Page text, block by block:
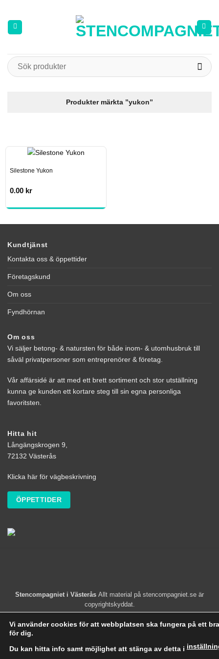
content
Sök
efter:
Produkter märkta ”yukon”
Silestone Yukon
0.00 kr
Kundtjänst
Kontakta oss & öppettider
Företagskund
Om oss
Fyndhörnan
Om oss
Vi säljer betong- & natursten för både inom- & utomhusbruk till
såväl privatpersoner som entreprenörer & företag.
Vår affärsidé är att med ett brett sortiment och stor utställning
kunna ge kunden ett kortare steg till sin egna personliga
favoritsten.
Hitta hit
Långängskrogen 9,
72132 Västerås
Klicka här för vägbeskrivning
ÖPPETTIDER
Stencompagniet i Västerås Allt material på stencompagniet.se är
copyrightskyddat.
Vi använder cookies för att webbplatsen ska fungera på ett
för dig.
Du kan hitta info samt möjlighet att stänga av detta i